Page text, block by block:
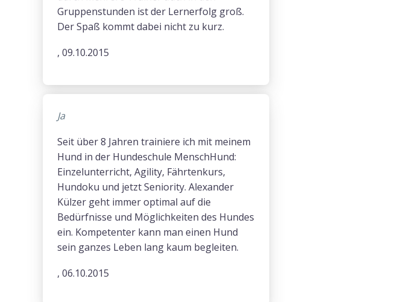
Gruppenstunden ist der Lernerfolg groß.
Der Spaß kommt dabei nicht zu kurz.
, 09.10.2015
Ja
Seit über 8 Jahren trainiere ich mit meinem
Hund in der Hundeschule MenschHund:
Einzelunterricht, Agility, Fährtenkurs,
Hundoku und jetzt Seniority. Alexander
Külzer geht immer optimal auf die
Bedürfnisse und Möglichkeiten des Hundes
ein. Kompetenter kann man einen Hund
sein ganzes Leben lang kaum begleiten.
, 06.10.2015